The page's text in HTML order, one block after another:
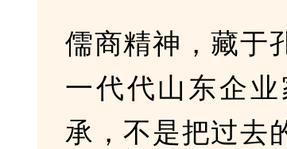
儒商精神，藏于
一代代山东企
承，不是把过去